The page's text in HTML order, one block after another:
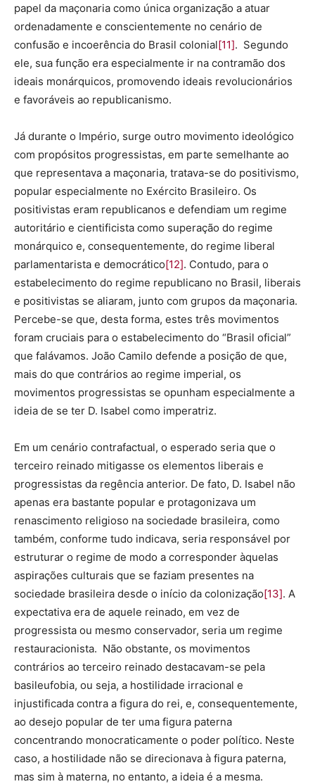
papel da maçonaria como única organização a atuar
ordenadamente e conscientemente no cenário de
confusão e incoerência do Brasil colonial[11]. Segundo
ele, sua função era especialmente ir na contramão dos
ideais monárquicos, promovendo ideais revolucionários
e favoráveis ao republicanismo.
Já durante o Império, surge outro movimento ideológico
com propósitos progressistas, em parte semelhante ao
que representava a maçonaria, tratava-se do positivismo,
popular especialmente no Exército Brasileiro. Os
positivistas eram republicanos e defendiam um regime
autoritário e cientificista como superação do regime
monárquico e, consequentemente, do regime liberal
parlamentarista e democrático[12]. Contudo, para o
estabelecimento do regime republicano no Brasil, liberais
e positivistas se aliaram, junto com grupos da maçonaria.
Percebe-se que, desta forma, estes três movimentos
foram cruciais para o estabelecimento do “Brasil oficial”
que falávamos. João Camilo defende a posição de que,
mais do que contrários ao regime imperial, os
movimentos progressistas se opunham especialmente a
ideia de se ter D. Isabel como imperatriz.
Em um cenário contrafactual, o esperado seria que o
terceiro reinado mitigasse os elementos liberais e
progressistas da regência anterior. De fato, D. Isabel não
apenas era bastante popular e protagonizava um
renascimento religioso na sociedade brasileira, como
também, conforme tudo indicava, seria responsável por
estruturar o regime de modo a corresponder àquelas
aspirações culturais que se faziam presentes na
sociedade brasileira desde o início da colonização[13]. A
expectativa era de aquele reinado, em vez de
progressista ou mesmo conservador, seria um regime
restauracionista. Não obstante, os movimentos
contrários ao terceiro reinado destacavam-se pela
basileufobia, ou seja, a hostilidade irracional e
injustificada contra a figura do rei, e, consequentemente,
ao desejo popular de ter uma figura paterna
concentrando monocraticamente o poder político. Neste
caso, a hostilidade não se direcionava à figura paterna,
mas sim à materna, no entanto, a ideia é a mesma.